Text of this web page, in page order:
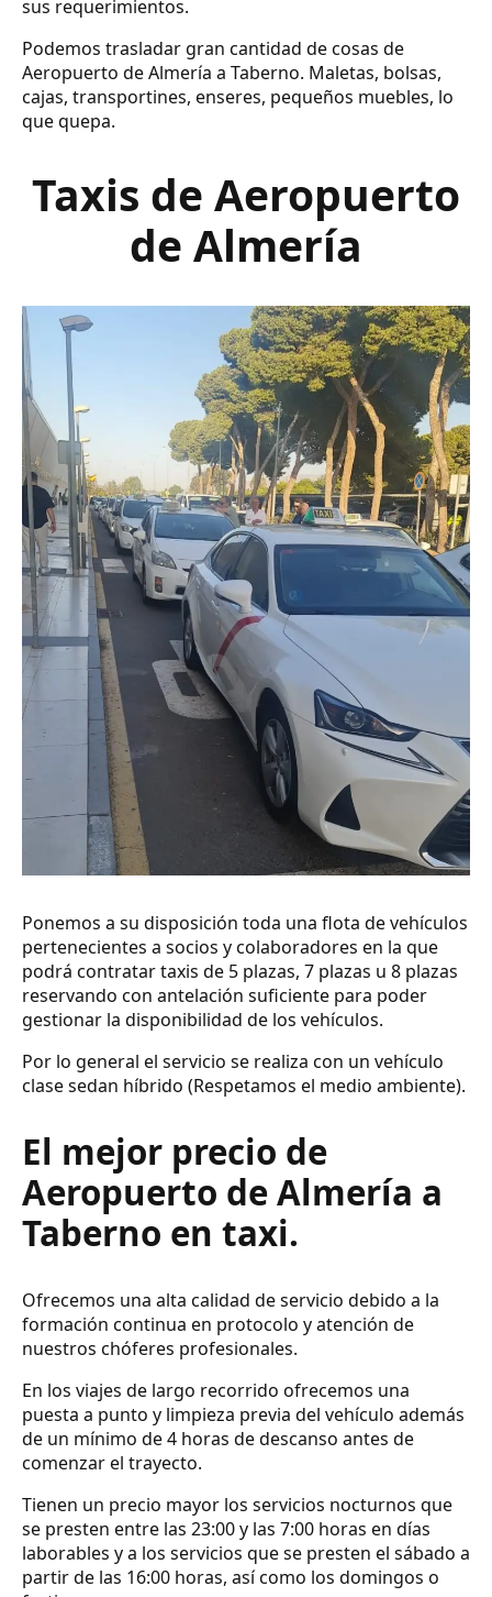
sus requerimientos.
Podemos trasladar gran cantidad de cosas de
Aeropuerto de Almería a Taberno. Maletas, bolsas,
cajas, transportines, enseres, pequeños muebles, lo
que quepa.
Taxis de Aeropuerto
de Almería
Ponemos a su disposición toda una flota de vehículos
pertenecientes a socios y colaboradores en la que
podrá contratar taxis de 5 plazas, 7 plazas u 8 plazas
reservando con antelación suficiente para poder
gestionar la disponibilidad de los vehículos.
Por lo general el servicio se realiza con un vehículo
clase sedan híbrido (Respetamos el medio ambiente).
El mejor precio de
Aeropuerto de Almería a
Taberno en taxi.
Ofrecemos una alta calidad de servicio debido a la
formación continua en protocolo y atención de
nuestros chóferes profesionales.
En los viajes de largo recorrido ofrecemos una
puesta a punto y limpieza previa del vehículo además
de un mínimo de 4 horas de descanso antes de
comenzar el trayecto.
Tienen un precio mayor los servicios nocturnos que
se presten entre las 23:00 y las 7:00 horas en días
laborables y a los servicios que se presten el sábado a
partir de las 16:00 horas, así como los domingos o